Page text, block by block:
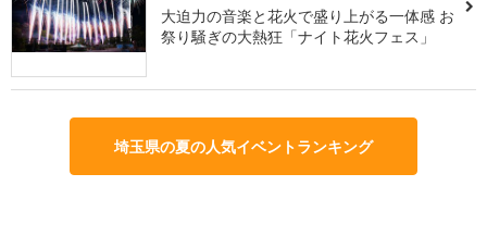
大迫力の音楽と花火で盛り上がる一体感 お
祭り騒ぎの大熱狂「ナイト花火フェス」
埼玉県の夏の人気イベントランキング